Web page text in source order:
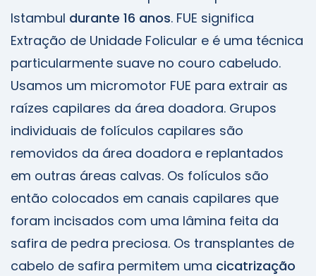
Istambul durante 16 anos. FUE significa
Extração de Unidade Folicular e é uma técnica
particularmente suave no couro cabeludo.
Usamos um micromotor FUE para extrair as
raízes capilares da área doadora. Grupos
individuais de folículos capilares são
removidos da área doadora e replantados
em outras áreas calvas. Os folículos são
então colocados em canais capilares que
foram incisados com uma lâmina feita da
safira de pedra preciosa. Os transplantes de
cabelo de safira permitem uma cicatrização